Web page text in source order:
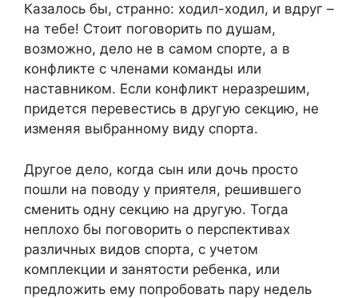
Казалось бы, странно: ходил-ходил, и вдруг –
на тебе! Стоит поговорить по душам,
возможно, дело не в самом спорте, а в
конфликте с членами команды или
наставником. Если конфликт неразрешим,
придется перевестись в другую секцию, не
изменяя выбранному виду спорта.
Другое дело, когда сын или дочь просто
пошли на поводу у приятеля, решившего
сменить одну секцию на другую. Тогда
неплохо бы поговорить о перспективах
различных видов спорта, с учетом
комплекции и занятости ребенка, или
предложить ему попробовать пару недель